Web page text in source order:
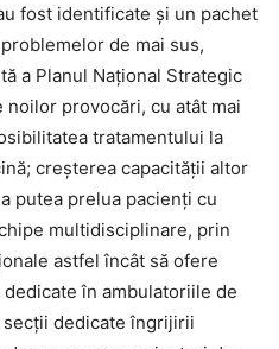
fost identificate și un pachet
de mai sus,
a Planul Național Strategic
noilor provocări, cu atât mai
tratamentului la
creșterea capacității altor
putea prelua pacienți cu
multidisciplinare, prin
astfel încât să ofere
în ambulatoriile de
dedicate îngrijirii